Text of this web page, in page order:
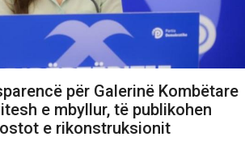
për Galerinë Kombëtare
e mbyllur, të publikohen
e rikonstruksionit